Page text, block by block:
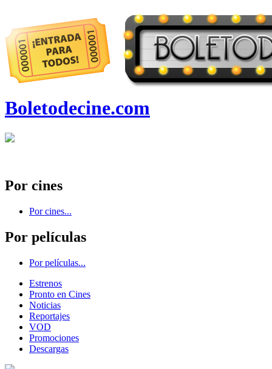
Boletodecine.com
Por cines
Por cines...
Por películas
Por películas...
Estrenos
Pronto en Cines
Noticias
Reportajes
VOD
Promociones
Descargas